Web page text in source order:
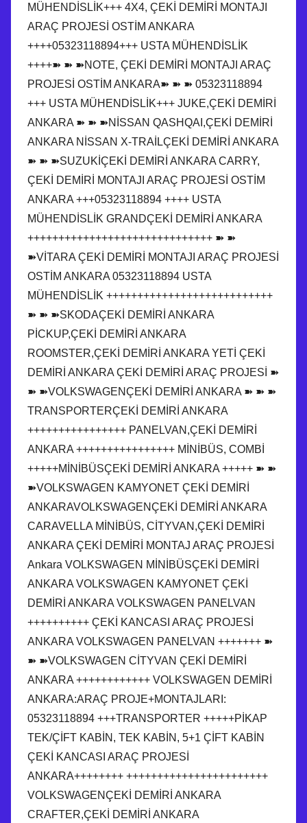
MÜHENDİSLİK+++ 4X4, ÇEKİ DEMİRİ MONTAJI
ARAÇ PROJESİ OSTİM ANKARA
++++05323118894+++ USTA MÜHENDİSLİK
++++➽ ➽ ➽NOTE, ÇEKİ DEMİRİ MONTAJI ARAÇ
PROJESİ OSTİM ANKARA➽ ➽ ➽ 05323118894
+++ USTA MÜHENDİSLİK+++ JUKE,ÇEKİ DEMİRİ
ANKARA ➽ ➽ ➽NİSSAN QASHQAI,ÇEKİ DEMİRİ
ANKARA NİSSAN X-TRAİLÇEKİ DEMİRİ ANKARA
➽ ➽ ➽SUZUKİÇEKİ DEMİRİ ANKARA CARRY,
ÇEKİ DEMİRİ MONTAJI ARAÇ PROJESİ OSTİM
ANKARA +++05323118894 ++++ USTA
MÜHENDİSLİK GRANDÇEKİ DEMİRİ ANKARA
++++++++++++++++++++++++++++++ ➽ ➽
➽VİTARA ÇEKİ DEMİRİ MONTAJI ARAÇ PROJESİ
OSTİM ANKARA 05323118894 USTA
MÜHENDİSLİK +++++++++++++++++++++++++++
➽ ➽ ➽SKODAÇEKİ DEMİRİ ANKARA
PİCKUP,ÇEKİ DEMİRİ ANKARA
ROOMSTER,ÇEKİ DEMİRİ ANKARA YETİ ÇEKİ
DEMİRİ ANKARA ÇEKİ DEMİRİ ARAÇ PROJESİ ➽
➽ ➽VOLKSWAGENÇEKİ DEMİRİ ANKARA ➽ ➽ ➽
TRANSPORTERÇEKİ DEMİRİ ANKARA
++++++++++++++++ PANELVAN,ÇEKİ DEMİRİ
ANKARA ++++++++++++++++ MİNİBÜS, COMBİ
+++++MİNİBÜSÇEKİ DEMİRİ ANKARA +++++ ➽ ➽
➽VOLKSWAGEN KAMYONET ÇEKİ DEMİRİ
ANKARAVOLKSWAGENÇEKİ DEMİRİ ANKARA
CARAVELLA MİNİBÜS, CİTYVAN,ÇEKİ DEMİRİ
ANKARA ÇEKİ DEMİRİ MONTAJ ARAÇ PROJESİ
Ankara VOLKSWAGEN MİNİBÜSÇEKİ DEMİRİ
ANKARA VOLKSWAGEN KAMYONET ÇEKİ
DEMİRİ ANKARA VOLKSWAGEN PANELVAN
++++++++++ ÇEKİ KANCASI ARAÇ PROJESİ
ANKARA VOLKSWAGEN PANELVAN +++++++ ➽
➽ ➽VOLKSWAGEN CİTYVAN ÇEKİ DEMİRİ
ANKARA ++++++++++++ VOLKSWAGEN DEMİRİ
ANKARA:ARAÇ PROJE+MONTAJLARI:
05323118894 +++TRANSPORTER +++++PİKAP
TEK/ÇİFT KABİN, TEK KABİN, 5+1 ÇİFT KABİN
ÇEKİ KANCASI ARAÇ PROJESİ
ANKARA++++++++ +++++++++++++++++++++++
VOLKSWAGENÇEKİ DEMİRİ ANKARA
CRAFTER,ÇEKİ DEMİRİ ANKARA